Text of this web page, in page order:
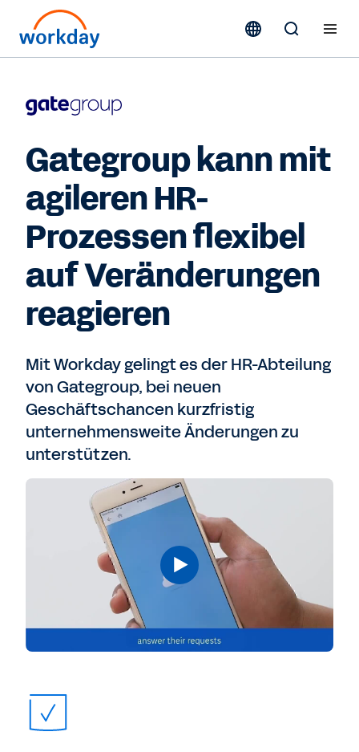
Gategroup kann mit
agileren HR-
Prozessen flexibel
auf Veränderungen
reagieren
Mit Workday gelingt es der HR-Abteilung
von Gategroup, bei neuen
Geschäftschancen kurzfristig
unternehmensweite Änderungen zu
unterstützen.